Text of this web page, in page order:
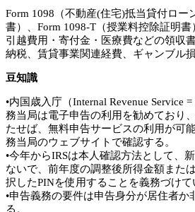
Form 1098（不動産(住宅)抵当貸付ロー
書）、Form 1098-T（授業料控除証明書
引越費用・寄付金・医療費などの領収
納税、賃貸事業関連経費、ギャンブル
豆知識
•内国歳入庁（Internal Revenue Service
務当局は電子申告の利用を勧めており
たせば、無料申告サービスの利用が可
務当局のウェブサイトで確認する。
•今年からIRSは本人確認方法として、
ないで、前年度の調整後所得金額また
択したPINを使用することを義務づけて
•申告義務の要件は申告身分が居住者か
る。